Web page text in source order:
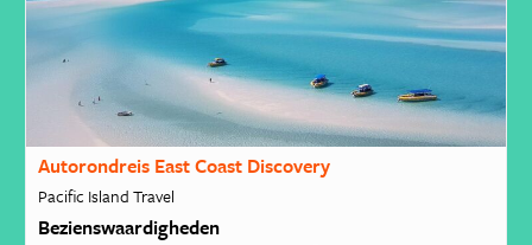
Autorondreis East Coast Discovery
Pacific Island Travel
Bezienswaardigheden